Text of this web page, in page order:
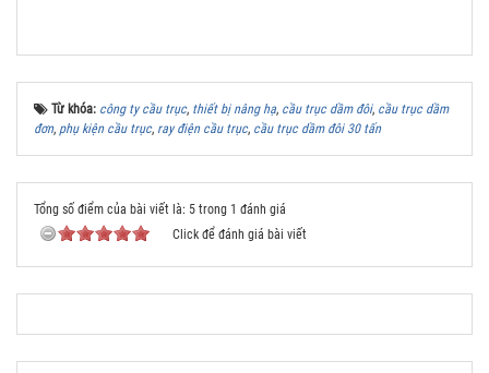
Từ khóa: công ty cầu trục, thiết bị nâng hạ, cầu trục dầm đôi, cầu trục dầm
đơn, phụ kiện cầu trục, ray điện cầu trục, cầu trục dầm đôi 30 tấn
Tổng số điểm của bài viết là: 5 trong 1 đánh giá
Click để đánh giá bài viết